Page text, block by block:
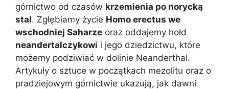
górnictwo od czasów krzemienia po norycką
stal. Zgłębiamy życie Homo erectus we
wschodniej Saharze oraz oddajemy hołd
neandertalczykowi i jego dziedzictwu, które
możemy podziwiać w dolinie Neanderthal.
Artykuły o sztuce w początkach mezolitu oraz o
pradziejowym górnictwie ukazują, jak dawni